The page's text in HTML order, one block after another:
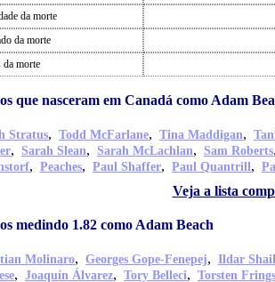
da morte
da morte
da morte
que nasceram em Canadá como Adam
Stratus, Todd McFarlane, Tina Maddigan,
, Sarah Slean, Sarah McLachlan, Sam Roberts
, Peaches, Paul Shaffer, Paul Quantrill,
Veja a lista
medindo 1.82 como Adam Beach
Molinaro, Georges Gope-Fenepej, Ildar
, Joaquín Álvarez, Tory Belleci, Torsten Frings